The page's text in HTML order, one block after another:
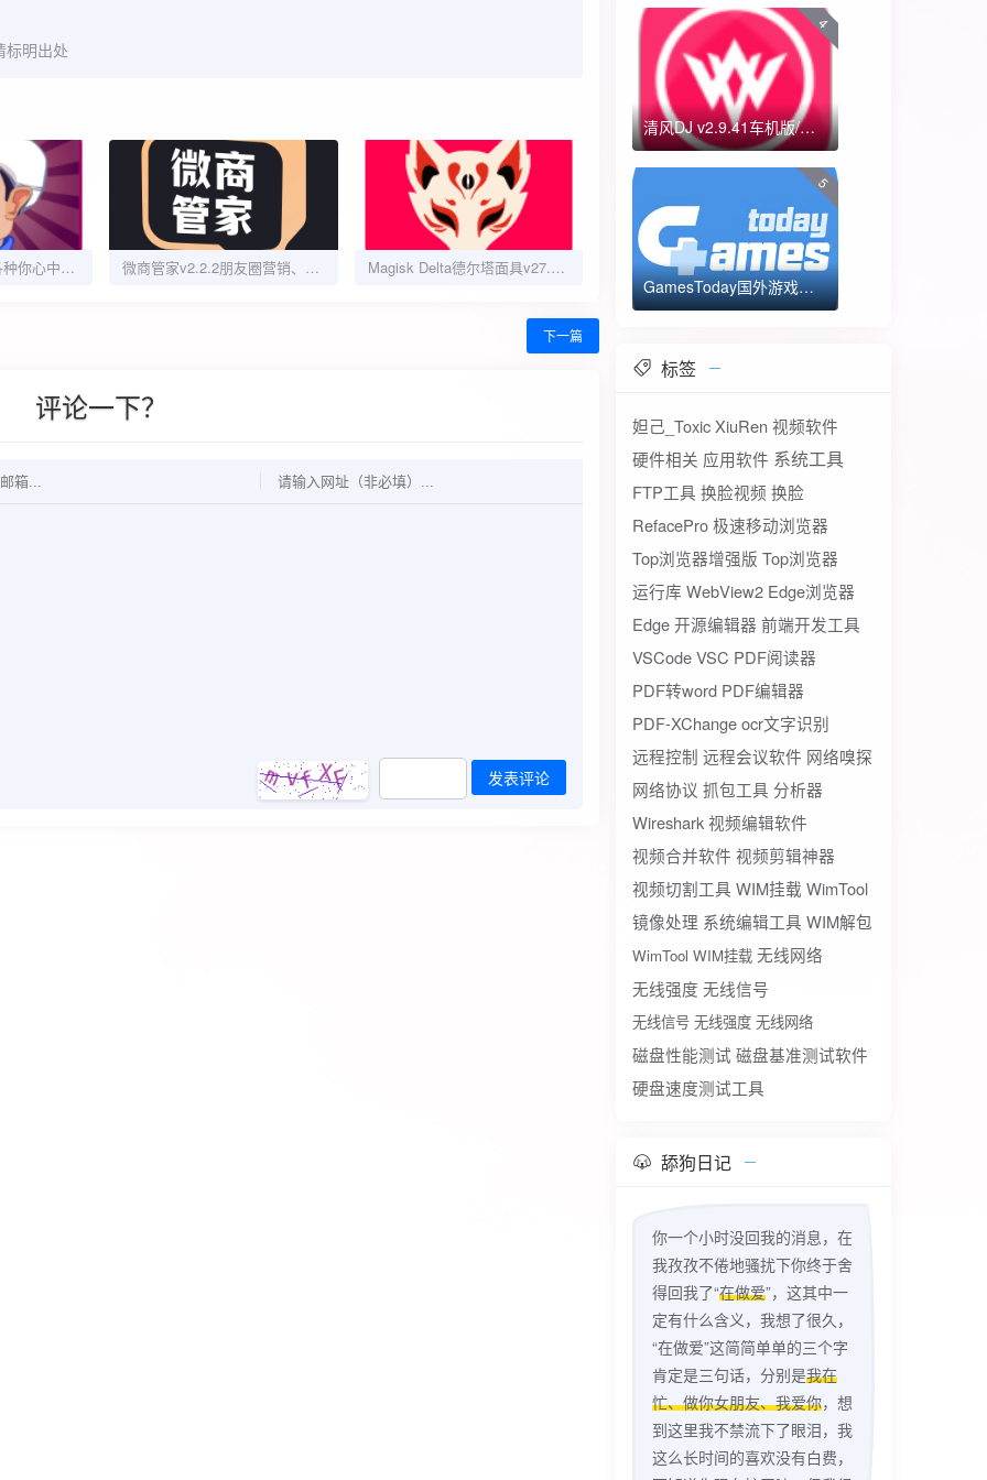
标明出处
网络天才8.5.23猜各种你心中所想的人物 已解锁专业版 微商管家v2.2.2朋友圈营销、清粉批量+好友、解锁会员 Magisk Delta德尔塔面具v27.2最新版root神器分享
下一篇
评论一下？
发表评论
4
清风DJ v2.9.41车机版/手机版-全方位DJ舞曲
5
GamesToday国外游戏下载器 不需要T子
标签
妲己_ToxicXiuRen 视频软件
硬件相关 应用软件 系统工具
FTP工具 换脸视频 换脸
RefacePro极速移动浏览器
Top浏览器增强版 Top浏览器
运行库 WebView2 Edge浏览器
Edge开源编辑器 前端开发工具
VSCodeVSC PDF阅读器
PDF转word PDF编辑器
PDF-XChangeocr文字识别
远程控制 远程会议软件 网络嗅探
网络协议 抓包工具 分析器
Wireshark视频编辑软件
视频合并软件 视频剪辑神器
视频切割工具 WIM挂载 WimTool
镜像处理 系统编辑工具 WIM解包
WimTool WIM挂载 无线网络
无线强度 无线信号
无线信号 无线强度 无线网络
磁盘性能测试 磁盘基准测试软件
硬盘速度测试工具
舔狗日记
你一个小时没回我的消息，在
我孜孜不倦地骚扰下你终于舍
得回我了“在做爱”，这其中一
定有什么含义，我想了很久，
“在做爱”这简简单单的三个字
肯定是三句话，分别是我在
忙、做你女朋友、我爱你，想
到这里我不禁流下了眼泪，我
这么长时间的喜欢没有白费，